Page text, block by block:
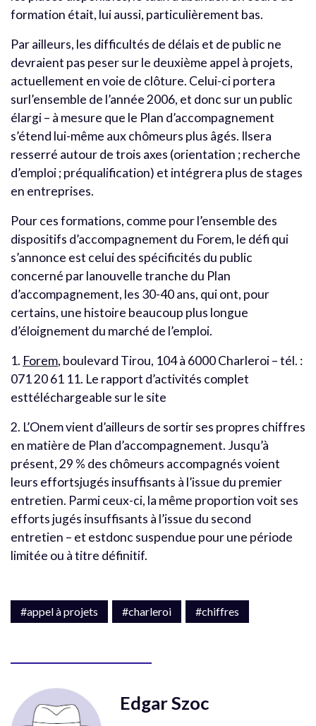
formation était, lui aussi, particulièrement bas.
Par ailleurs, les difficultés de délais et de public ne
devraient pas peser sur le deuxième appel à projets,
actuellement en voie de clôture. Celui-ci portera
surl’ensemble de l’année 2006, et donc sur un public
élargi – à mesure que le Plan d’accompagnement
s’étend lui-même aux chômeurs plus âgés. Ilsera
resserré autour de trois axes (orientation ; recherche
d’emploi ; préqualification) et intégrera plus de stages
en entreprises.
Pour ces formations, comme pour l’ensemble des
dispositifs d’accompagnement du Forem, le défi qui
s’annonce est celui des spécificités du public
concerné par lanouvelle tranche du Plan
d’accompagnement, les 30-40 ans, qui ont, pour
certains, une histoire beaucoup plus longue
d’éloignement du marché de l’emploi.
1. Forem, boulevard Tirou, 104 à 6000 Charleroi – tél. :
071 20 61 11. Le rapport d’activités complet
esttéléchargeable sur le site
2. L’Onem vient d’ailleurs de sortir ses propres chiffres
en matière de Plan d’accompagnement. Jusqu’à
présent, 29 % des chômeurs accompagnés voient
leurs effortsjugés insuffisants à l’issue du premier
entretien. Parmi ceux-ci, la même proportion voit ses
efforts jugés insuffisants à l’issue du second
entretien – et estdonc suspendue pour une période
limitée ou à titre définitif.
#appel à projets #charleroi #chiffres
Edgar Szoc